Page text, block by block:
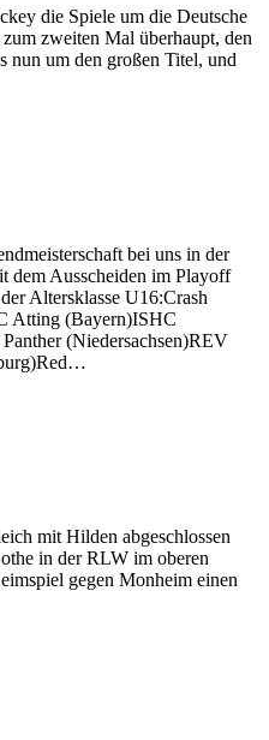
die Spiele um die Deutsche
zweiten Mal überhaupt, den
nun um den großen Titel, und
bei uns in der
dem Ausscheiden im Playoff
Altersklasse U16:Crash
Atting (Bayern)ISHC
(Niedersachsen)REV
mit Hilden abgeschlossen
in der RLW im oberen
gegen Monheim einen